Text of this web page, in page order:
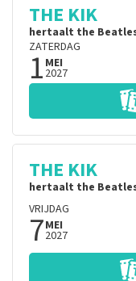
THE KIK
hertaalt the Beatles
ZATERDAG
1 MEI
2027
THE KIK
hertaalt the Beatles
VRIJDAG
7MEI
2027